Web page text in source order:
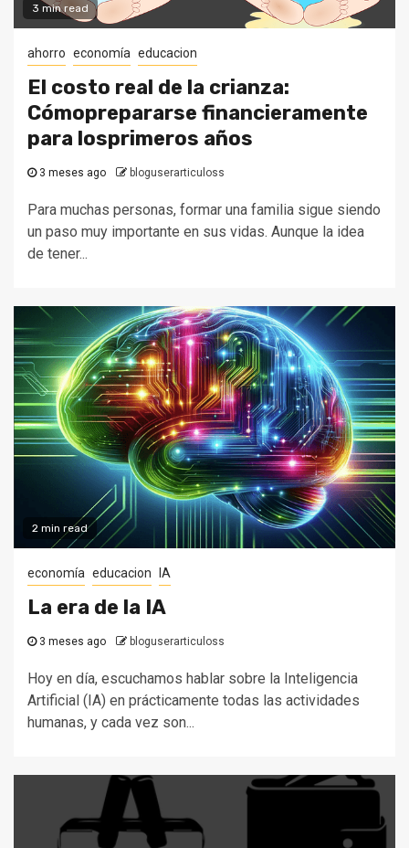
3 min read
ahorro economía educacion
El costo real de la crianza:
Cómoprepararse financieramente
para losprimeros años
3 meses ago bloguserarticuloss
Para muchas personas, formar una familia sigue siendo
un paso muy importante en sus vidas. Aunque la idea
de tener...
2 min read
economía educacion IA
La era de la IA
3 meses ago bloguserarticuloss
Hoy en día, escuchamos hablar sobre la Inteligencia
Artificial (IA) en prácticamente todas las actividades
humanas, y cada vez son...